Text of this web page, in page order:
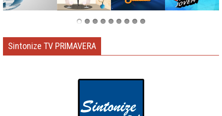
Sintonize TV PRIMAVERA